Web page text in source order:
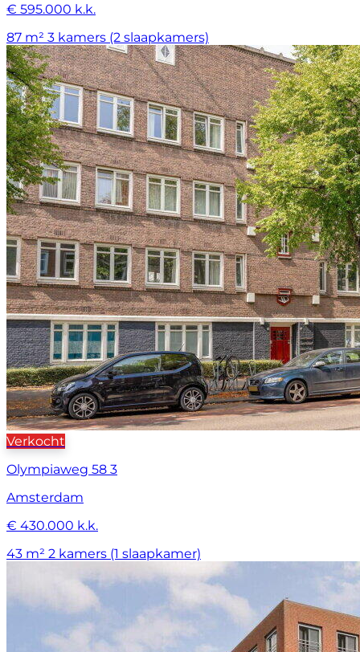
€ 595.000 k.k.
87 m² 3 kamers (2 slaapkamers)
Verkocht
Olympiaweg 58 3
Amsterdam
€ 430.000 k.k.
43 m² 2 kamers (1 slaapkamer)